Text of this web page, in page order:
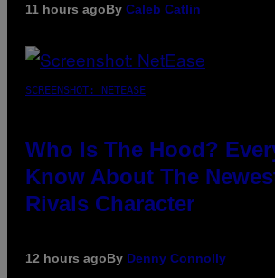
11 hours agoBy Caleb Catlin
SCREENSHOT: NETEASE
Who Is The Hood?
Know About The
Rivals Character
12 hours agoBy Denny Connolly